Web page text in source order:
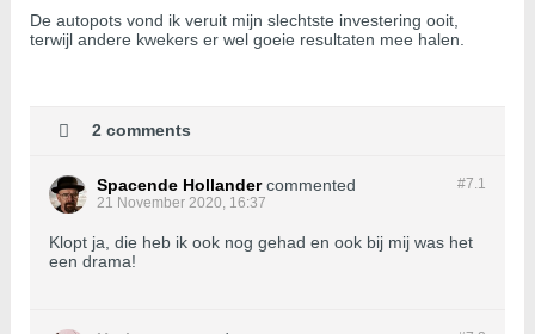
De autopots vond ik veruit mijn slechtste investering ooit,
terwijl andere kwekers er wel goeie resultaten mee halen.
2 comments
#7.1
Spacende Hollander commented
21 November 2020, 16:37
Klopt ja, die heb ik ook nog gehad en ook bij mij was het
een drama!